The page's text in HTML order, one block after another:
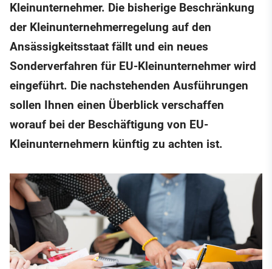
Kleinunternehmer. Die bisherige Beschränkung
der Kleinunternehmerregelung auf den
Ansässigkeitsstaat fällt und ein neues
Sonderverfahren für EU-Kleinunternehmer wird
eingeführt. Die nachstehenden Ausführungen
sollen Ihnen einen Überblick verschaffen
worauf bei der Beschäftigung von EU-
Kleinunternehmern künftig zu achten ist.